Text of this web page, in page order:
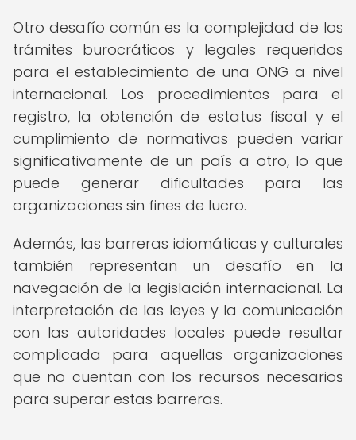
Otro desafío común es la complejidad de los
trámites burocráticos y legales requeridos
para el establecimiento de una ONG a nivel
internacional. Los procedimientos para el
registro, la obtención de estatus fiscal y el
cumplimiento de normativas pueden variar
significativamente de un país a otro, lo que
puede generar dificultades para las
organizaciones sin fines de lucro.
Además, las barreras idiomáticas y culturales
también representan un desafío en la
navegación de la legislación internacional. La
interpretación de las leyes y la comunicación
con las autoridades locales puede resultar
complicada para aquellas organizaciones
que no cuentan con los recursos necesarios
para superar estas barreras.